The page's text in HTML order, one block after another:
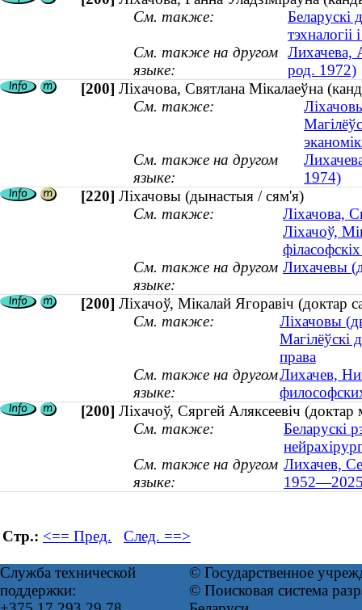
См. также:
Беларускі
тэхналогіі
См. также на другом
языке:
Лихачева,
род. 1972)
[200] Ліхачова, Святлана Мікалаеўна
См. также:
См. также на другом
языке:
1974)
[220] Ліхачовы (дынастыя / сям'я)
См. также:
Ліхачова,
Ліхачоў,
См. также на другом
языке:
Лихачевы
[200] Ліхачоў, Мікалай Ягоравіч (доктар
См. также:
Ліхачовы
Магілёўскі
права
См. также на другом
языке:
Лихачев,
[200] Ліхачоў, Сяргей Аляксеевіч
См. также:
Беларускі
См. также на другом
языке:
Лихачев,
Стр.: <== Пред. След. ==>
Служба технической
поддержки:
© Государственное
© Поисковая система